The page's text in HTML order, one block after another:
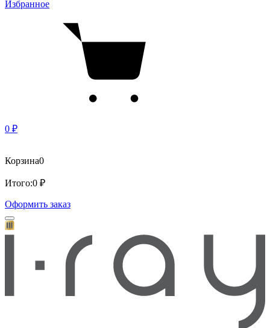
Избранное
0 ₽
Корзина0
Итого:0 ₽
Оформить заказ